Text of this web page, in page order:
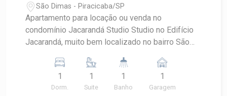
São Dimas - Piracicaba/SP
Apartamento para locação ou venda no
condomínio Jacarandá Studio Studio no Edifício
Jacarandá, muito bem localizado no bairro São
bem distribuído Sala aconchegante Cozinha com
armários 1 banheiro Área de serviço 01 vaga de
garagem. Agende sua visita com um corretor
1
Dorm.
1
Suite
1
Banho
1
Garagem